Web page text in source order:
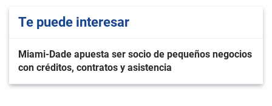
Te puede interesar
Miami-Dade apuesta ser socio de pequeños negocios
con créditos, contratos y asistencia